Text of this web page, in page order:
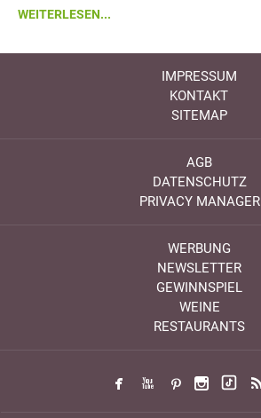
WEITERLESEN...
IMPRESSUM
KONTAKT
SITEMAP
AGB
DATENSCHUTZ
PRIVACY MANAGER
WERBUNG
NEWSLETTER
GEWINNSPIEL
WEINE
RESTAURANTS